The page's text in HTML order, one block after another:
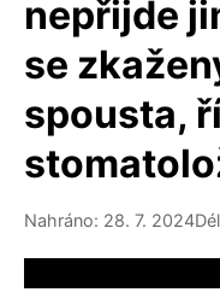
nepřijde
se
spousta,
Nahráno: 28. 7. 2024